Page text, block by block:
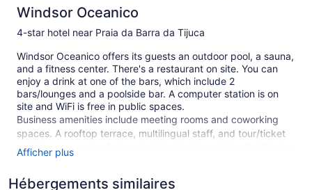
Windsor Oceanico
4-star hotel near Praia da Barra da Tijuca
Windsor Oceanico offers its guests an outdoor pool, a sauna,
and a fitness center. There's a restaurant on site. You can
enjoy a drink at one of the bars, which include 2
bars/lounges and a poolside bar. A computer station is on
site and WiFi is free in public spaces.
Business amenities include meeting rooms and coworking
spaces. A rooftop terrace, multilingual staff, and tour/ticket
assistance are also featured at the business-friendly Windsor
Oceanico. Limited parking is available for a fee and is
offered on a first-come, first-served basis.
Afficher plus
Hébergements similaires